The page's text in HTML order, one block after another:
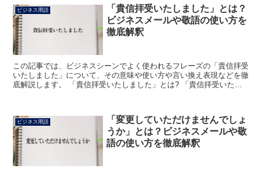
ビジネス用語
「貴信拝受いたしました」とは？
ビジネスメールや敬語の使い方を
徹底解釈
この記事では、ビジネスシーンでよく使われるフレーズの「貴信拝受
いたしました」について、その意味や使い方や言い換え表現などを徹
底解説します。 「貴信拝受いたしました」とは? 「貴信拝受いたし
ビジネス用語
「変更していただけませんでしょ
うか」とは？ビジネスメールや敬
語の使い方を徹底解釈